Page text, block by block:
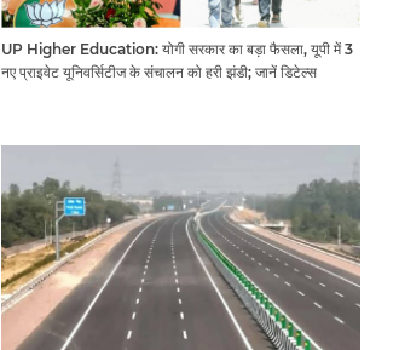
UP Higher Education: योगी सरकार का बड़ा फैसला, यूपी में 3
नए प्राइवेट यूनिवर्सिटीज के संचालन को हरी झंडी; जानें डिटेल्स